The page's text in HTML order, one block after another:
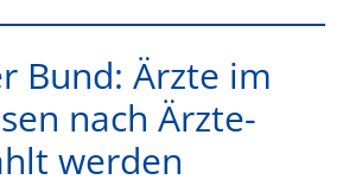
Bund: Ärzte im
nach Ärzte-
werden